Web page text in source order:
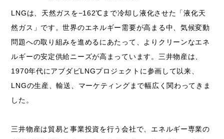
LNGは、天然ガスを−162℃まで冷却し液化させた「液化天
然ガス」です。世界のエネルギー需要が高まる中、気候変動
問題への取り組みを進めるにあたって、よりクリーンなエネ
ルギーの安定供給ニーズが高まっています。三井物産は、
1970年代にアブダビLNGプロジェクトに参画して以来、
LNGの生産、輸送、マーケティングまで幅広く関わってきま
した。
三井物産は貿易と事業投資を行う会社で、エネルギー専業の